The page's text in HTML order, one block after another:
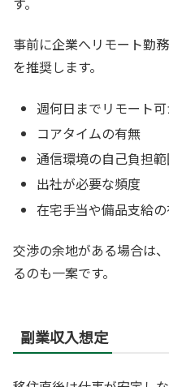
事前に企業へリモート勤
を推奨します。
週何日までリモート
コアタイムの有無
通信環境の自己負担
出社が必要な頻度
在宅手当や備品支給
交渉の余地がある場合は
るのも一案です。
副業収入想定